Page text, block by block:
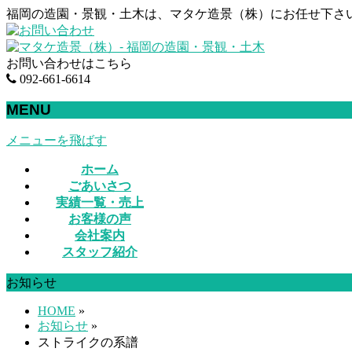
福岡の造園・景観・土木は、マタケ造景（株）にお任せ下さ
お問い合わせはこちら
092-661-6614
MENU
メニューを飛ばす
ホーム
ごあいさつ
実績一覧・売上
お客様の声
会社案内
スタッフ紹介
お知らせ
HOME »
お知らせ »
ストライクの系譜